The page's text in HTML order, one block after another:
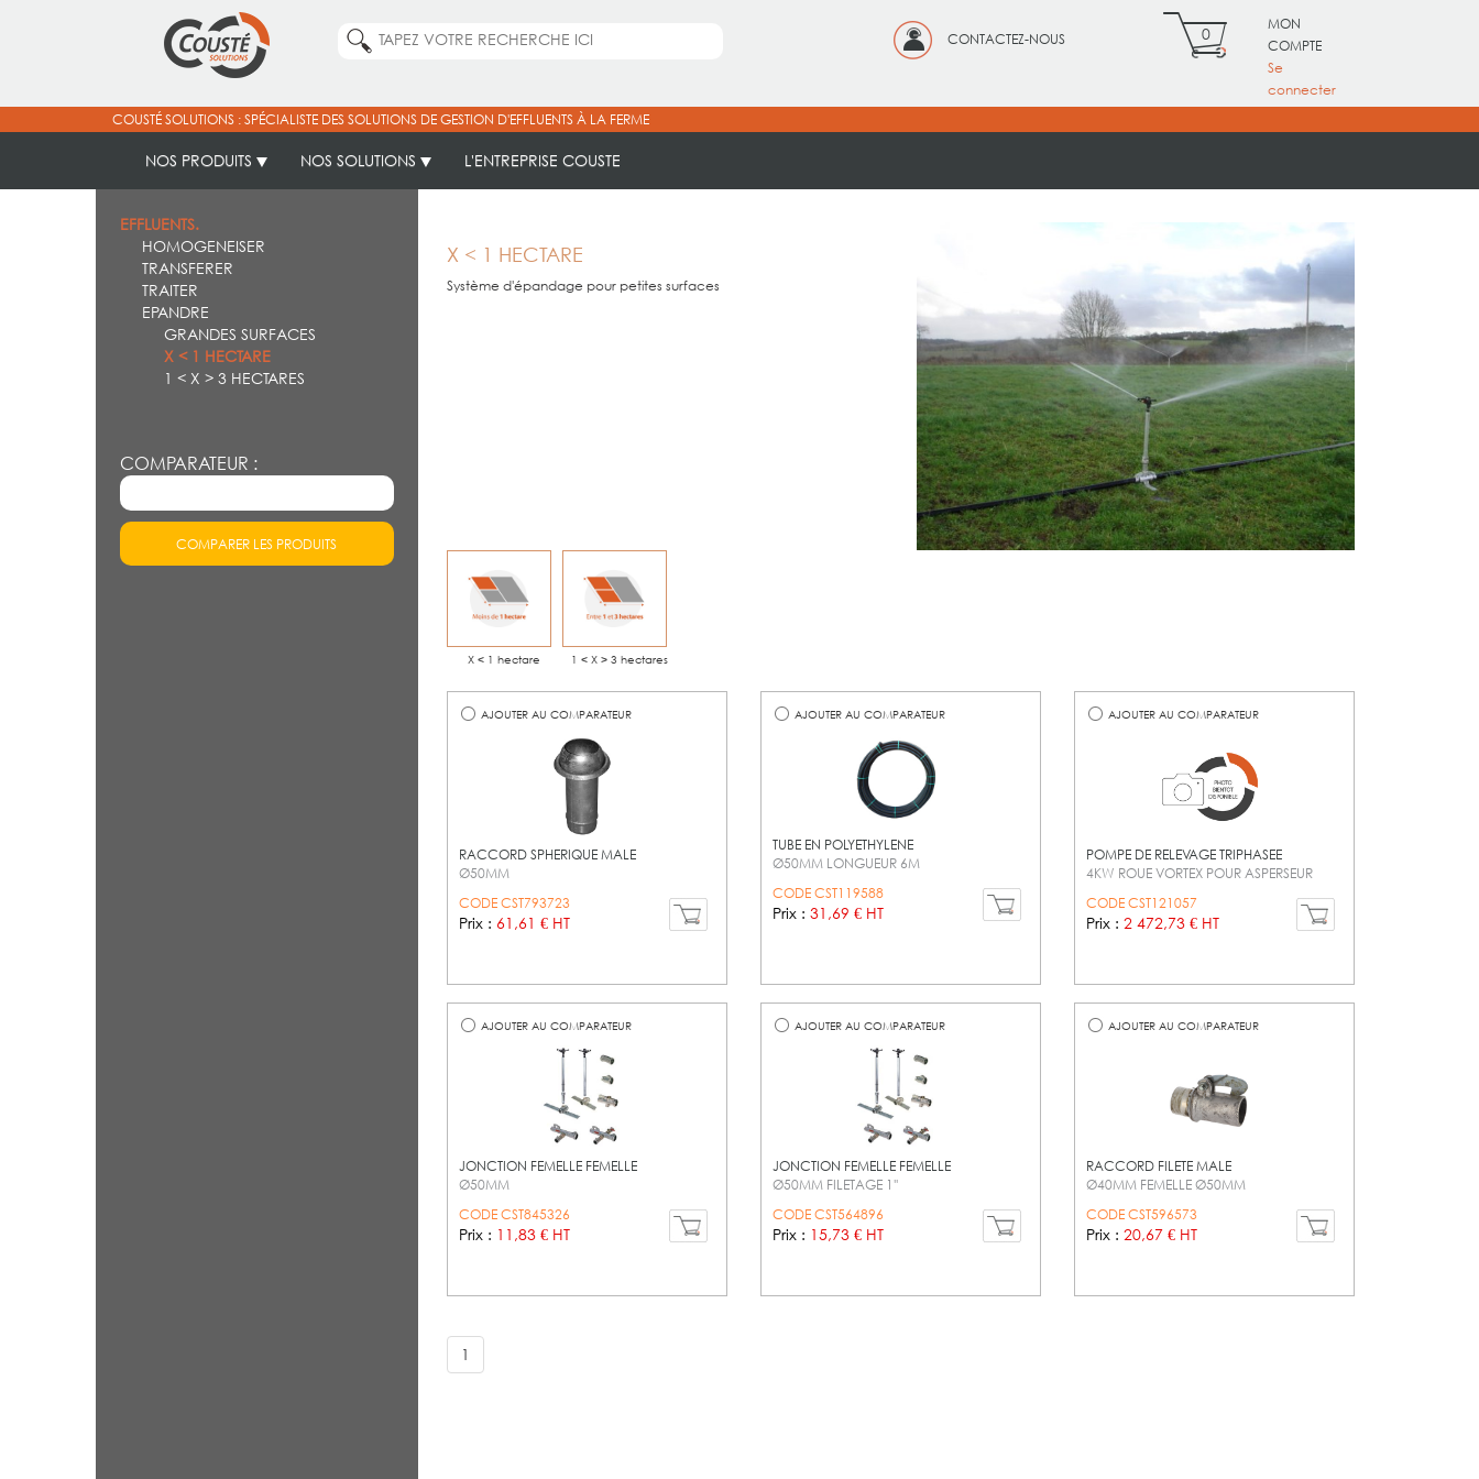
CONTACTEZ-NOUS 0
MON
COMPTE
Se
connecter
COUSTÉ SOLUTIONS : SPÉCIALISTE DES SOLUTIONS DE GESTION D'EFFLUENTS À LA FERME
NOS PRODUITS NOS SOLUTIONS L'ENTREPRISE COUSTE
EFFLUENTS.
HOMOGENEISER
TRANSFERER
TRAITER
EPANDRE
GRANDES SURFACES
X < 1 HECTARE
1 < X > 3 HECTARES
COMPARATEUR :
COMPARER LES PRODUITS
X < 1 HECTARE
Système d'épandage pour petites surfaces
X < 1 hectare 1 < X > 3 hectares
AJOUTER AU COMPARATEUR
RACCORD SPHERIQUE MALE
Ø50MM
CODE CST793723
Prix : 61,61 € HT
AJOUTER AU COMPARATEUR
TUBE EN POLYETHYLENE
Ø50MM LONGUEUR 6M
CODE CST119588
Prix : 31,69 € HT
AJOUTER AU COMPARATEUR
POMPE DE RELEVAGE TRIPHASEE
4KW ROUE VORTEX POUR ASPERSEUR
CODE CST121057
Prix : 2 472,73 € HT
AJOUTER AU COMPARATEUR
JONCTION FEMELLE FEMELLE
Ø50MM
CODE CST845326
Prix : 11,83 € HT
AJOUTER AU COMPARATEUR
JONCTION FEMELLE FEMELLE
Ø50MM FILETAGE 1''
CODE CST564896
Prix : 15,73 € HT
AJOUTER AU COMPARATEUR
RACCORD FILETE MALE
Ø40MM FEMELLE Ø50MM
CODE CST596573
Prix : 20,67 € HT
1